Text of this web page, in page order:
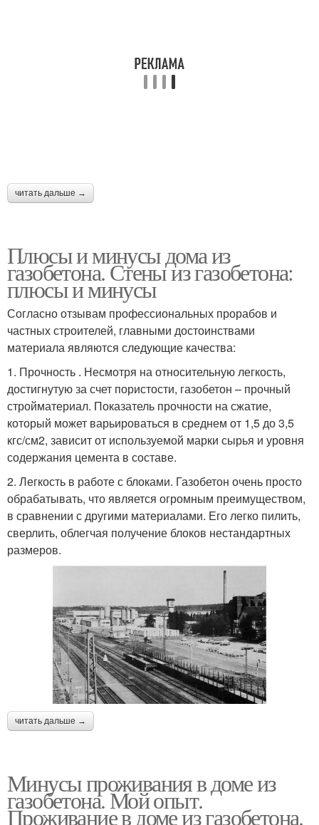
читать дальше →
Плюсы и минусы дома из
газобетона. Стены из газобетона:
плюсы и минусы
Согласно отзывам профессиональных прорабов и
частных строителей, главными достоинствами
материала являются следующие качества:
1. Прочность . Несмотря на относительную легкость,
достигнутую за счет пористости, газобетон – прочный
стройматериал. Показатель прочности на сжатие,
который может варьироваться в среднем от 1,5 до 3,5
кгс/см2, зависит от используемой марки сырья и уровня
содержания цемента в составе.
2. Легкость в работе с блоками. Газобетон очень просто
обрабатывать, что является огромным преимуществом,
в сравнении с другими материалами. Его легко пилить,
сверлить, облегчая получение блоков нестандартных
размеров.
читать дальше →
Минусы проживания в доме из
газобетона. Мой опыт.
Проживание в доме из газобетона.